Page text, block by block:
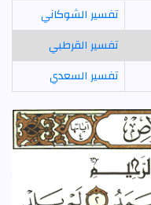
تفسير الشوكاني
تفسير القرطبي
تفسير السعدي